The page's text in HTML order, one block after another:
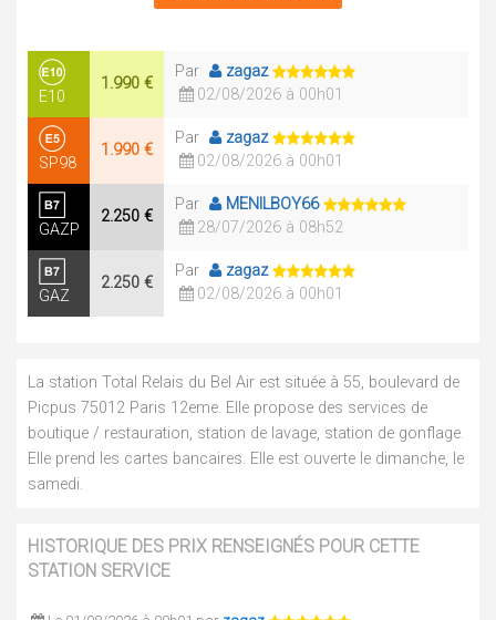
E10
1.990 €
Par
zagaz
02/08/2026 à 00h01
SP98
1.990 €
Par
zagaz
02/08/2026 à 00h01
GAZP
2.250 €
Par
MENILBOY66
28/07/2026 à 08h52
GAZ
2.250 €
Par
zagaz
02/08/2026 à 00h01
La station Total Relais du Bel Air est située à 55, boulevard de
Picpus 75012 Paris 12eme. Elle propose des services de
boutique / restauration, station de lavage, station de gonflage.
Elle prend les cartes bancaires. Elle est ouverte le dimanche, le
samedi.
HISTORIQUE DES PRIX RENSEIGNÉS POUR CETTE
STATION SERVICE